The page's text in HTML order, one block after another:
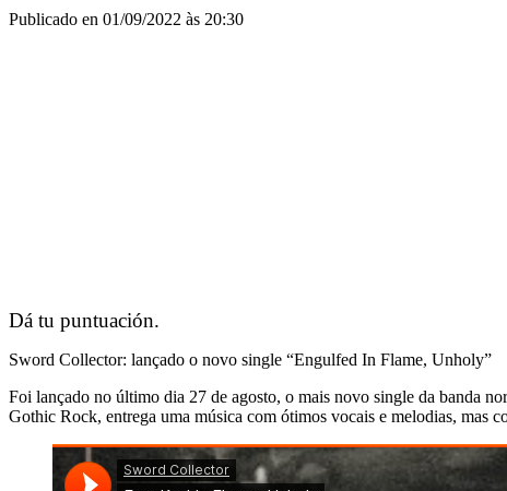
Publicado en 01/09/2022 às 20:30
Dá tu puntuación.
Sword Collector: lançado o novo single “Engulfed In Flame, Unholy”
Foi lançado no último dia 27 de agosto, o mais novo single da banda
Gothic Rock, entrega uma música com ótimos vocais e melodias, mas